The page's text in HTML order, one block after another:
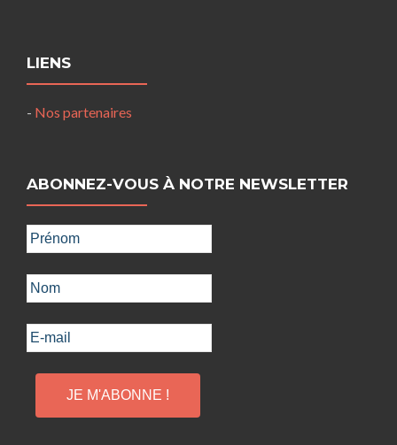
LIENS
- Nos partenaires
ABONNEZ-VOUS À NOTRE NEWSLETTER